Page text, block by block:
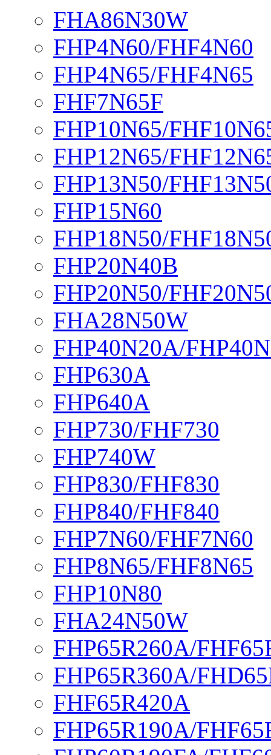
FHA86N30W
FHP4N60/FHF4N60
FHP4N65/FHF4N65
FHF7N65F
FHP10N65/
FHP12N65/
FHP13N50/
FHP15N60
FHP18N50/
FHP20N40B
FHP20N50/
FHA28N50W
FHP40N20A/
FHP630A
FHP640A
FHP730/FHF730
FHP740W
FHP830/FHF830
FHP840/FHF840
FHP7N60/FHF7N60
FHP8N65/FHF8N65
FHP10N80
FHA24N50W
FHP65R260A/
FHP65R360A/
FHF65R420A
FHP65R190A/